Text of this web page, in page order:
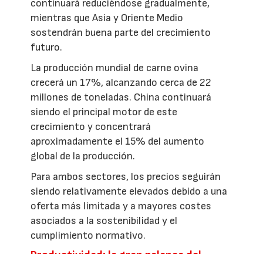
continuará reduciéndose gradualmente,
mientras que Asia y Oriente Medio
sostendrán buena parte del crecimiento
futuro.
La producción mundial de carne ovina
crecerá un 17%, alcanzando cerca de 22
millones de toneladas. China continuará
siendo el principal motor de este
crecimiento y concentrará
aproximadamente el 15% del aumento
global de la producción.
Para ambos sectores, los precios seguirán
siendo relativamente elevados debido a una
oferta más limitada y a mayores costes
asociados a la sostenibilidad y el
cumplimiento normativo.